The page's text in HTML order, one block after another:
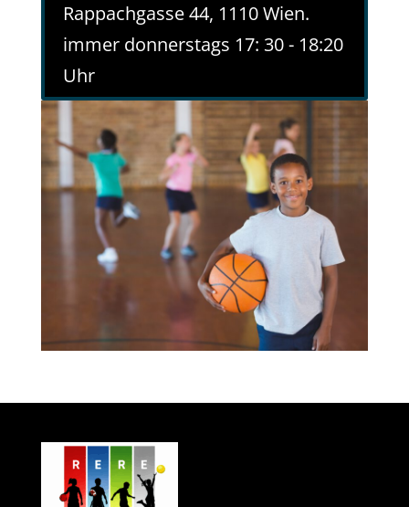
Rappachgasse 44, 1110 Wien.
immer donnerstags 17: 30 - 18:20
Uhr